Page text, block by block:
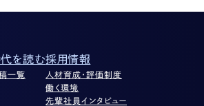
代を読む
一覧
採用情報
人材育成・評価制度
働く環境
先輩社員インタビュー